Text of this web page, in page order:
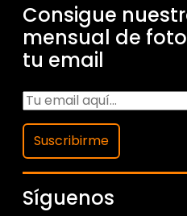
Consigue
mensual de
tu email
Suscribirme
Síguenos